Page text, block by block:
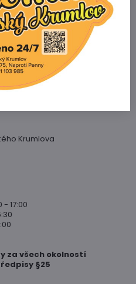
Krumlova
- 17:00
za všech okolností
§25